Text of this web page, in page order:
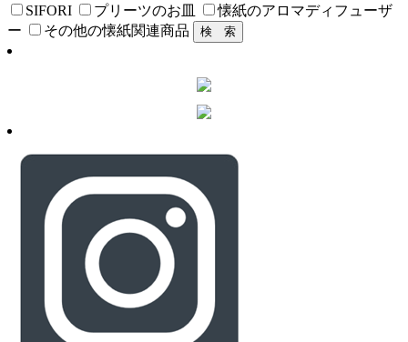
SIFORI
プリーツのお皿
懐紙のアロマディフューザ
ー
その他の懐紙関連商品